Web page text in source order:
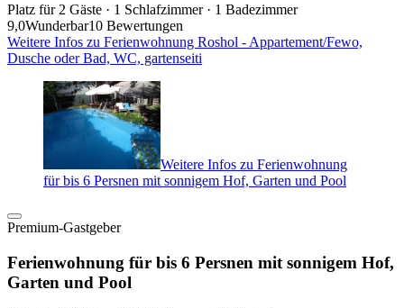
Platz für 2 Gäste · 1 Schlafzimmer · 1 Badezimmer
9,0Wunderbar10 Bewertungen
Weitere Infos zu Ferienwohnung Roshol - Appartement/Fewo,
Dusche oder Bad, WC, gartenseiti
Weitere Infos zu Ferienwohnung
für bis 6 Persnen mit sonnigem Hof, Garten und Pool
Premium-Gastgeber
Ferienwohnung für bis 6 Persnen mit sonnigem Hof,
Garten und Pool